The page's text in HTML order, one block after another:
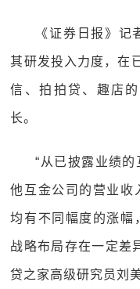
《证券日报》
其研发投入力度，在
信、拍拍贷、趣店
长。
“从已披露业绩
他互金公司的营业收
均有不同幅度的涨幅
战略布局存在一定差
贷之家高级研究员刘